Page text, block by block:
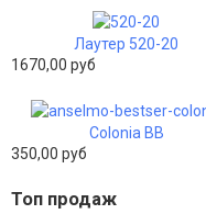
Лаутер 520-20
1670,00 руб
Colonia BB
350,00 руб
Топ продаж